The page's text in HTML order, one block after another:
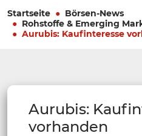
Startseite
Börsen-News
Rohstoffe & Emerging
Aurubis: Kaufinteresse
Aurubis:
vorhanden